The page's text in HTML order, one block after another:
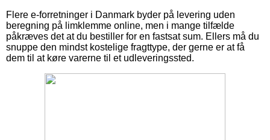
Flere e-forretninger i Danmark byder på levering uden
beregning på limklemme online, men i mange tilfælde
påkræves det at du bestiller for en fastsat sum. Ellers må du
snuppe den mindst kostelige fragttype, der gerne er at få
dem til at køre varerne til et udleveringssted.